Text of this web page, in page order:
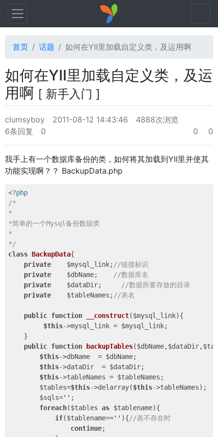
首页 话题 如何在YII里加载自定义类，及运用啊
如何在YII里加载自定义类，及运
用啊 [ 新手入门 ]
clumsyboy 2011-08-12 14:43:46
4888次浏览
6条回复
0 0 0
我手上有一个数据库备份的类，如何将其加载到YII里并使其
功能实现啊？？ BackupData.php
<?php
/*
*
*简单的一个Mysql备份数据类
*
*/
class BackupData{
private
    $mysql_link;
//链接标识
private
    $dbName;
//数据库名
private
    $dataDir;
//数据所要存放的目录
private
    $tableNames;
//表名
public function __construct($mysql_link){
$this->mysql_link = $mysql_link;
    }
public function backupTables
$this->dbName  = $dbName;
$this->dataDir  = $dataDir;
$this->tableNames = $tableNames;
        $tables=
$this->delarray($this->tableNames);
        $sqls=
'' ;
foreach($tables as $tablename){
if($tablename=='' ){//表不存在时
continue;